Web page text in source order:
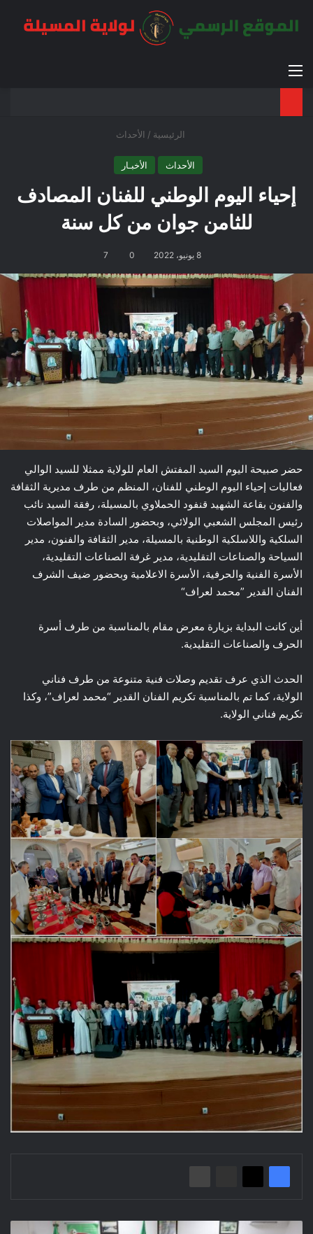
القائمة
الرئيسية / الأحداث
الأحداث الأخبـار
إحياء اليوم الوطني للفنان المصادف
للثامن جوان من كل سنة
8 يونيو، 2022 0
7
حضر صبيحة اليوم السيد المفتش العام للولاية ممثلا للسيد الوالي
فعاليات إحياء اليوم الوطني للفنان، المنظم من طرف مديرية الثقافة
والفنون بقاعة الشهيد قنفود الحملاوي بالمسيلة، رفقة السيد نائب
رئيس المجلس الشعبي الولائي، وبحضور السادة مدير المواصلات
السلكية واللاسلكية الوطنية بالمسيلة، مدير الثقافة والفنون، مدير
السياحة والصناعات التقليدية، مدير غرفة الصناعات التقليدية،
الأسرة الفنية والحرفية، الأسرة الاعلامية وبحضور ضيف الشرف
الفنان القدير ”محمد لعراف“
أين كانت البداية بزيارة معرض مقام بالمناسبة من طرف أسرة
الحرف والصناعات التقليدية.
الحدث الذي عرف تقديم وصلات فنية متنوعة من طرف فناني
الولاية، كما تم بالمناسبة تكريم الفنان القدير “محمد لعراف”، وكذا
تكريم فناني الولاية.
اجتماع